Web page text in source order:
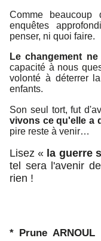
Comme beaucoup
enquêtes
penser, ni quoi faire.
Le changement
capacité à nous
volonté à déterrer
enfants.
Son seul tort, fut
vivons ce qu'elle a
pire reste à venir…
Lisez « la guerre
tel sera l'avenir
rien !
* Prune ARNOUL